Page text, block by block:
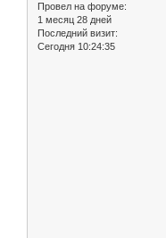
Провел на форуме:
1 месяц 28 дней
Последний визит:
Сегодня 10:24:35